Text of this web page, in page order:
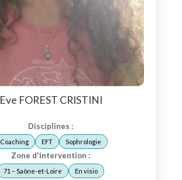
Eve FOREST CRISTINI
Disciplines :
Coaching EFT Sophrologie
Zone d'intervention :
71 – Saône-et-Loire En visio